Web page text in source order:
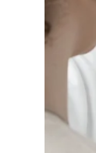
13 de